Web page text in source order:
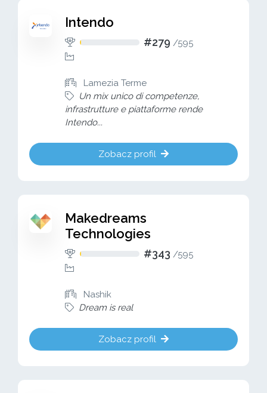
Intendo
#279 /595
Lamezia Terme
Un mix unico di competenze,
infrastrutture e piattaforme rende
Intendo...
Zobacz profil
Makedreams
Technologies
#343 /595
Nashik
Dream is real
Zobacz profil